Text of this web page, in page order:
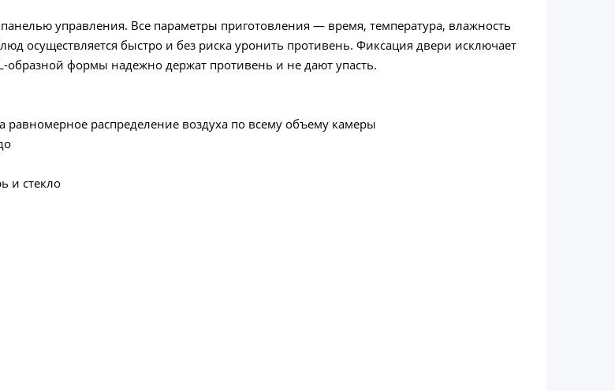
управления. Все параметры приготовления — время, температура, влажность
осуществляется быстро и без риска уронить противень. Фиксация двери исключает
формы надежно держат противень и не дают упасть.
распределение воздуха по всему объему камеры
и стекло